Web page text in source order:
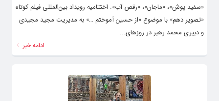
«سفید پوش»، «ماجان»، «رقص آب». اختتامیه رویداد بین‌المللی فیلم کوتاه
«تصویر دهم» با موضوع «از حسین آموختم …» به مدیریت مجید مجیدی
و دبیری محمد رهبر در روزهای...
ادامه خبر